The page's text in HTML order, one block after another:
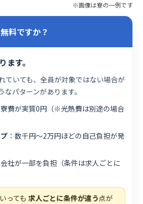
※画像は寮の一例です
料ですか？
ます。
ていても、全員が対象ではない場合が
なパターンがあります。
寮費が実質0円（※光熱費は別途の場合
：数千円〜2万円ほどの自己負担が発
会社が一部を負担（条件は求人ごとに
っても 求人ごとに条件が違う点が